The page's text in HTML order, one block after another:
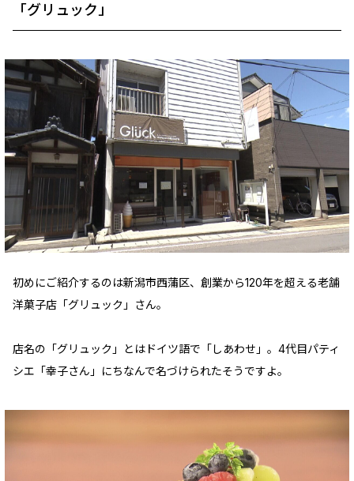
「グリュック」
初めにご紹介するのは新潟市西蒲区、創業から120年を超える老舗
洋菓子店「グリュック」さん。
店名の「グリュック」とはドイツ語で「しあわせ」。4代目パティ
シエ「幸子さん」にちなんで名づけられたそうですよ。